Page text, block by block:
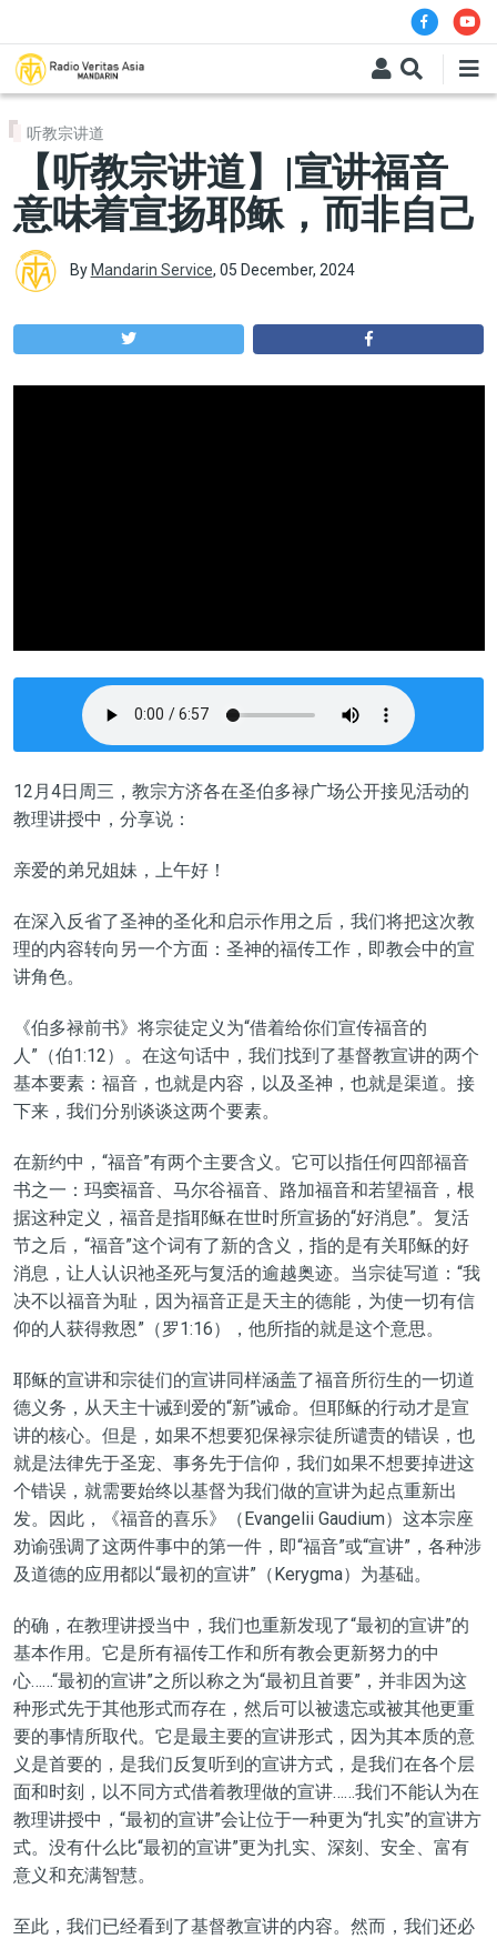
听教宗讲道
【听教宗讲道】|宣讲福音
意味着宣扬耶稣，而非自己
By Mandarin Service, 05 December, 2024
12月 4日周三，教宗方济各在圣伯多禄广场公开接见活动的
教理讲授中，分享说：
亲爱的弟兄姐妹，上午好！
在深入 反省了圣神的圣化和启示作用 之后，我们将把这次教
理的内容转向另一个方面： 圣神的福传工作，即教会中的宣
讲角色。
《伯多禄前书》将宗徒定义为“借着给你们宣传福音的
人”（伯1:12）。在这句话中，我们找到了基督教宣讲的两个
基本要素：福音，也就是内容，以及圣神，也就是渠道。接
下来，我们分别谈谈这两个要素。
在新约中， “福音”有两个主要含义。它可以指任何四部福音
书之一： 玛窦福音、 马尔谷福音、路加福音和若望福音，根
据这种定义，福音是指耶稣在世时所宣扬的“好消息”。复活
节之后， “福音”这个词有了新的含义，指的是有关耶稣的好
消息，让人认识祂圣死与复活的逾越奥迹。当宗徒写道： “我
决不以福音为耻，因为福音正是天主的德能，为使一切有信
仰的人获得救恩”（罗1:16），他所指的就是这个意思。
耶稣的宣讲和宗徒们的宣讲同样涵盖了福音所衍生的一切道
德义务，从天主十诫到爱的“新”诫命。但耶稣的行动才是宣
讲的核心。但是，如果不想要犯保禄宗徒所谴责的错误，也
就是法律先于圣宠、事务先于信仰，我们如果不想要掉进这
个错误，就需要始终以基督为我们做的宣讲为起点重新出
发。因此，《福音的喜乐》（Evangelii Gaudium）这本宗座
劝谕强调了这两件事中的第一件，即“福音”或“宣讲”，各种涉
及道德的应用都以“最初的宣讲”（Kerygma） 为基础。
的确，在教理讲授当中，我们也重新发现了“最初的宣讲”的
基本作用。它是所有福传工作和所有教会更新努力的中
心……“最初的宣讲”之所以称之为“最初且首要”，并非因为这
种形式先于其他形式而存在，然后可以被遗忘或被其他更重
要的事情所取代。它是最主要的宣讲形式，因为其本质的意
义是首要的，是我们反复听到的宣讲方式，是我们在各个层
面和时刻，以不同方式借着教理做的宣讲……我们不能认为在
教理讲授中， “最初的宣讲”会让位于一种更为“扎实”的宣讲方
式。没有什么比“最初的宣讲”更为扎实、深刻、安全、富有
意义和充满智慧。
至此，我们已经看到了基督教宣讲的内容。然而，我们还必